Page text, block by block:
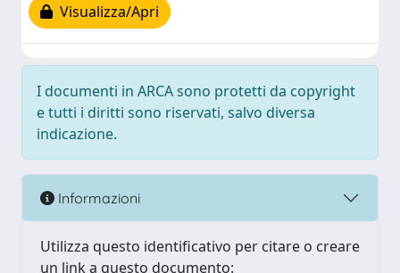
Visualizza/Apri
I documenti in ARCA sono protetti da copyright
e tutti i diritti sono riservati, salvo diversa
indicazione.
Informazioni
Utilizza questo identificativo per citare o creare
un link a questo documento: